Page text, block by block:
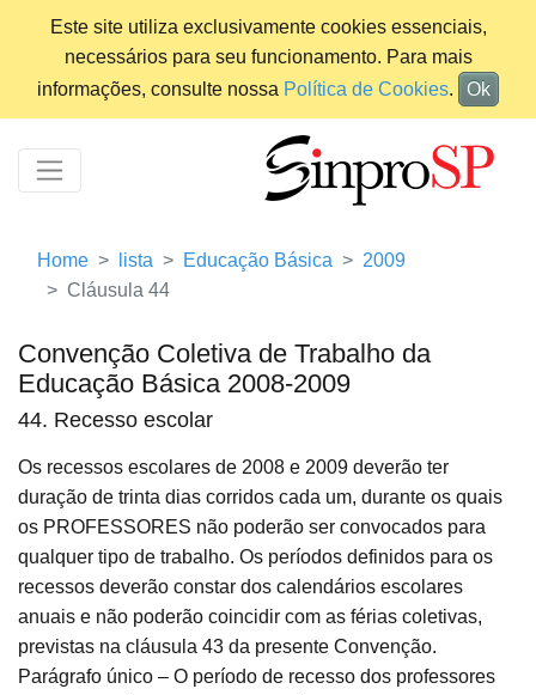
Este site utiliza exclusivamente cookies essenciais,
necessários para seu funcionamento. Para mais
informações, consulte nossa Política de Cookies. Ok
Home lista Educação Básica
2009
Cláusula 44
Convenção Coletiva de Trabalho da
Educação Básica 2008-2009
44. Recesso escolar
Os recessos escolares de 2008 e 2009 deverão ter
duração de trinta dias corridos cada um, durante os quais
os PROFESSORES não poderão ser convocados para
qualquer tipo de trabalho. Os períodos definidos para os
recessos deverão constar dos calendários escolares
anuais e não poderão coincidir com as férias coletivas,
previstas na cláusula 43 da presente Convenção.
Parágrafo único – O período de recesso dos professores